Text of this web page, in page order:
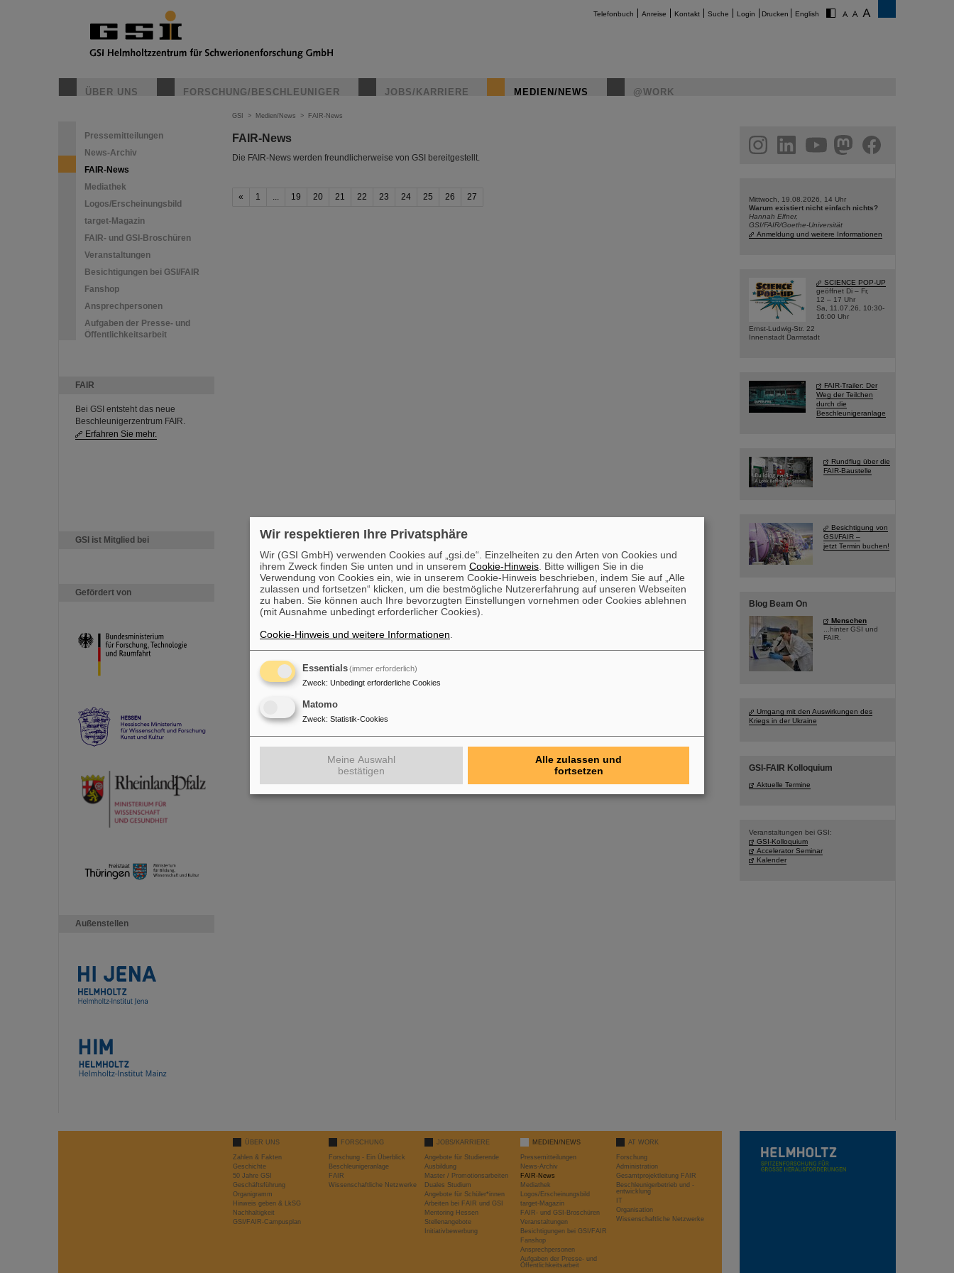
Telefonbuch Anreise Kontakt Suche Login Drucken English
ÜBER UNS FORSCHUNG/BESCHLEUNIGER JOBS/KARRIERE MEDIEN/NEWS @WORK
Pressemitteilungen
News-Archiv
FAIR-News
Mediathek
Logos/Erscheinungsbild
target-Magazin
FAIR- und GSI-Broschüren
Veranstaltungen
Besichtigungen bei GSI/FAIR
Fanshop
Ansprechpersonen
Aufgaben der Presse- und
Öffentlichkeitsarbeit
FAIR
Bei GSI entsteht das neue
Beschleunigerzentrum FAIR.
Erfahren Sie mehr.
GSI ist Mitglied bei
Gefördert von
Außenstellen
GSI > Medien/News > FAIR-News
FAIR-News
Die FAIR-News werden freundlicherweise von GSI bereitgestellt.
« 1 ... 19 20 21 22 23 24 25 26 27
facebook
Mittwoch, 19.08.2026, 14 Uhr
Warum existiert nicht einfach nichts?
Hannah Elfner,
GSI/FAIR/Goethe-Universität
Anmeldung und weitere Informationen
SCIENCE POP-UP
geöffnet Di – Fr,
12 – 17 Uhr
Sa, 11.07.26, 10:30-
16:00 Uhr
Ernst-Ludwig-Str. 22
Innenstadt Darmstadt
FAIR-Trailer: Der
Weg der Teilchen
durch die
Beschleunigeranlage
Rundflug über die
FAIR-Baustelle
Besichtigung von
GSI/FAIR –
jetzt Termin buchen!
Blog Beam On
Menschen
...hinter GSI und
FAIR.
Umgang mit den Auswirkungen des
Kriegs in der Ukraine
GSI-FAIR Kolloquium
Aktuelle Termine
Veranstaltungen bei GSI:
GSI-Kolloquium
Accelerator Seminar
Kalender
ÜBER UNS
Zahlen & Fakten
Geschichte
50 Jahre GSI
Geschäftsführung
Organigramm
Hinweis geben & LkSG
Nachhaltigkeit
GSI/FAIR-Campusplan
FORSCHUNG
Forschung - Ein Überblick
Beschleunigeranlage
FAIR
Wissenschaftliche Netzwerke
JOBS/KARRIERE
Angebote für Studierende
Ausbildung
Master / Promotionsarbeiten
Duales Studium
Angebote für Schüler*innen
Arbeiten bei FAIR und GSI
Mentoring Hessen
Stellenangebote
Initiativbewerbung
MEDIEN/NEWS
Pressemitteilungen
News-Archiv
FAIR-News
Mediathek
Logos/Erscheinungsbild
target-Magazin
FAIR- und GSI-Broschüren
Veranstaltungen
Besichtigungen bei GSI/FAIR
Fanshop
Ansprechpersonen
Aufgaben der Presse- und
Öffentlichkeitsarbeit
AT WORK
Forschung
Administration
Gesamtprojektleitung FAIR
Beschleunigerbetrieb und -
entwicklung
IT
Organisation
Wissenschaftliche Netzwerke
Wir respektieren Ihre Privatsphäre
Wir (GSI GmbH) verwenden Cookies auf „gsi.de“. Einzelheiten zu den Arten von Cookies und
ihrem Zweck finden Sie unten und in unserem Cookie-Hinweis . Bitte willigen Sie in die
Verwendung von Cookies ein, wie in unserem Cookie-Hinweis beschrieben, indem Sie auf „Alle
zulassen und fortsetzen“ klicken, um die bestmögliche Nutzererfahrung auf unseren Webseiten
zu haben. Sie können auch Ihre bevorzugten Einstellungen vornehmen oder Cookies ablehnen
(mit Ausnahme unbedingt erforderlicher Cookies).
Cookie-Hinweis und weitere Informationen
Essentials(immer erforderlich)
Zweck: Unbedingt erforderliche Cookies
Matomo
Zweck: Statistik-Cookies
Meine Auswahl
bestätigen
Alle zulassen und
fortsetzen